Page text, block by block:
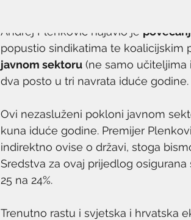
Andrej Plenković najavio je
popustio sindikatima te koalicijskim
javnom sektoru (ne samo učiteljima
dva posto u tri navrata iduće godine.
Ovi nezasluženi pokloni javnom
kuna iduće godine. Premijer
indirektno ovise o državi, stoga
Sredstva za ovaj prijedlog
25 na 24%.
Trenutno rastu i svjetska i hrvatska